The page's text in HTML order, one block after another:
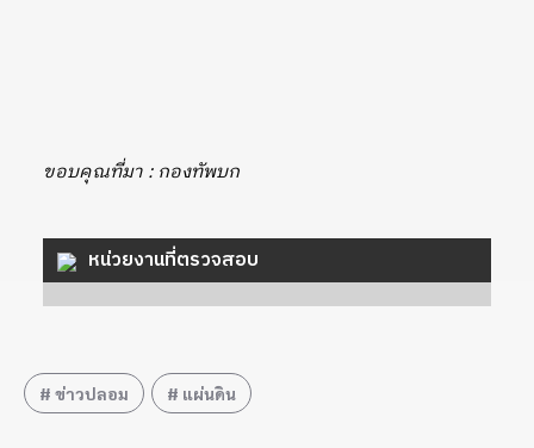
ขอบคุณที่มา : กองทัพบก
หน่วยงานที่ตรวจสอบ
ข่าวปลอม แผ่นดิน